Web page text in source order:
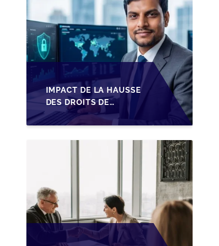
IMPACT DE LA HAUSSE
DES DROITS DE
SUCCESSION EN
WALLONIE SUR LA
TRANSMISSION